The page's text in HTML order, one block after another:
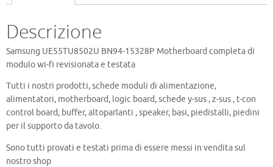
Descrizione
Samsung UE55TU8502U BN94-15328P Motherboard completa di
modulo wi-fi revisionata e testata
Tutti i nostri prodotti, schede moduli di alimentazione,
alimentatori, motherboard, logic board, schede y-sus , z-sus , t-con
control board, buffer, altoparlanti , speaker, basi, piedistalli, piedini
per il supporto da tavolo.
Sono tutti provati e testati prima di essere messi in vendita sul
nostro shop